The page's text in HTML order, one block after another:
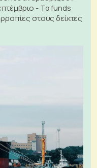
- Τα funds
στους δείκτες